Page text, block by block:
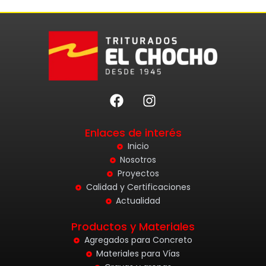
F
a
e
b
o
o
k
I
n
t
g
r
a
m
Enlaces de interés
Inicio
Nosotros
Proyectos
Calidad y Certificaciones
Actualidad
Productos y Materiales
Agregados para Concreto
Materiales para Vías